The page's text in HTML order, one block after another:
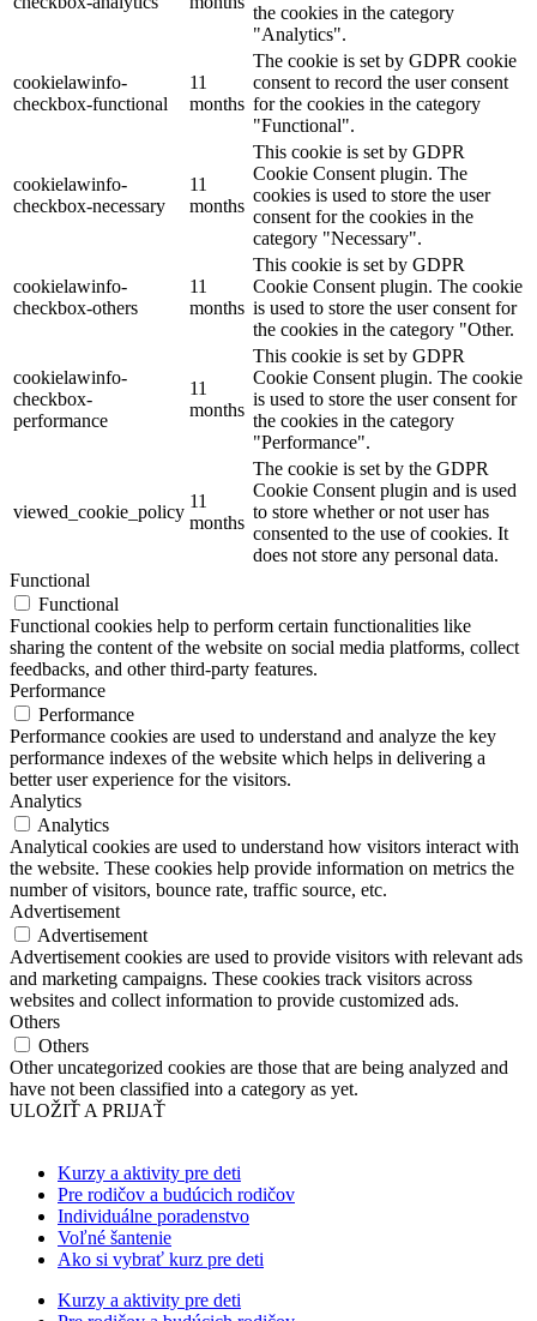
the cookies in the category
"Analytics".
cookielawinfo-
checkbox-functional
11
months
The cookie is set by GDPR cookie
consent to record the user consent
for the cookies in the category
"Functional".
cookielawinfo-
checkbox-necessary
11
months
This cookie is set by GDPR
Cookie Consent plugin. The
cookies is used to store the user
consent for the cookies in the
category "Necessary".
cookielawinfo-
checkbox-others
11
months
This cookie is set by GDPR
Cookie Consent plugin. The cookie
is used to store the user consent for
the cookies in the category "Other.
cookielawinfo-
checkbox-
performance
11
months
This cookie is set by GDPR
Cookie Consent plugin. The cookie
is used to store the user consent for
the cookies in the category
"Performance".
viewed_cookie_policy
11
months
The cookie is set by the GDPR
Cookie Consent plugin and is used
to store whether or not user has
consented to the use of cookies. It
does not store any personal data.
Functional
Functional
Functional cookies help to perform certain functionalities like
sharing the content of the website on social media platforms, collect
feedbacks, and other third-party features.
Performance
Performance
Performance cookies are used to understand and analyze the key
performance indexes of the website which helps in delivering a
better user experience for the visitors.
Analytics
Analytics
Analytical cookies are used to understand how visitors interact with
the website. These cookies help provide information on metrics the
number of visitors, bounce rate, traffic source, etc.
Advertisement
Advertisement
Advertisement cookies are used to provide visitors with relevant ads
and marketing campaigns. These cookies track visitors across
websites and collect information to provide customized ads.
Others
Others
Other uncategorized cookies are those that are being analyzed and
have not been classified into a category as yet.
ULOŽIŤ A PRIJAŤ
Kurzy a aktivity pre deti
Pre rodičov a budúcich rodičov
Individuálne poradenstvo
Voľné šantenie
Ako si vybrať kurz pre deti
Kurzy a aktivity pre deti